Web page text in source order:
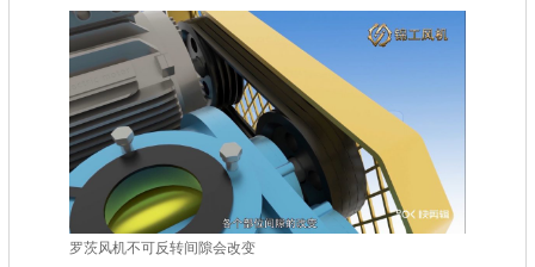
罗茨风机不可反转间隙会改变